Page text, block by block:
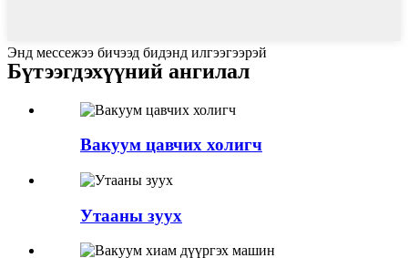
Энд мессежээ бичээд бидэнд илгээгээрэй
Бүтээгдэхүүний ангилал
Вакуум цавчих холигч
Утааны зуух